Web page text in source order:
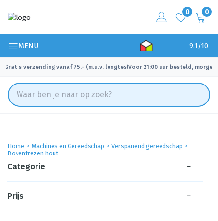
0 0
MENU 9.1/10
Gratis verzending vanaf 75,- (m.u.v. lengtes)
✓ Voor 21:00 uur besteld, morgen
Home Machines en Gereedschap
Verspanend gereedschap
Bovenfrezen hout
Categorie −
Prijs −